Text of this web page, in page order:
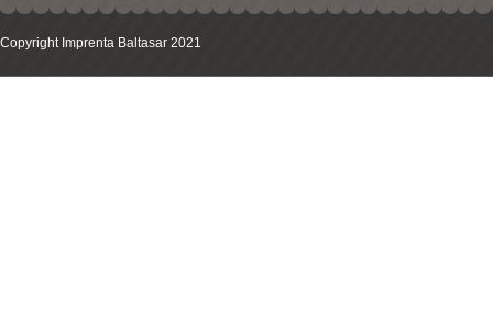
Copyright Imprenta Baltasar 2021